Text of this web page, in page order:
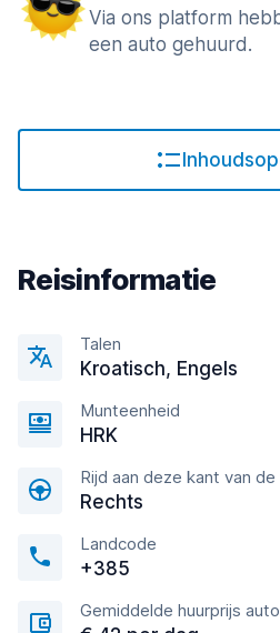
Via ons platform
een auto gehuurd.
Reisinformatie
Talen
Kroatisch, Engels
Munteenheid
HRK
Rijd aan deze kant van
Rechts
Landcode
+385
Gemiddelde huurprijs auto